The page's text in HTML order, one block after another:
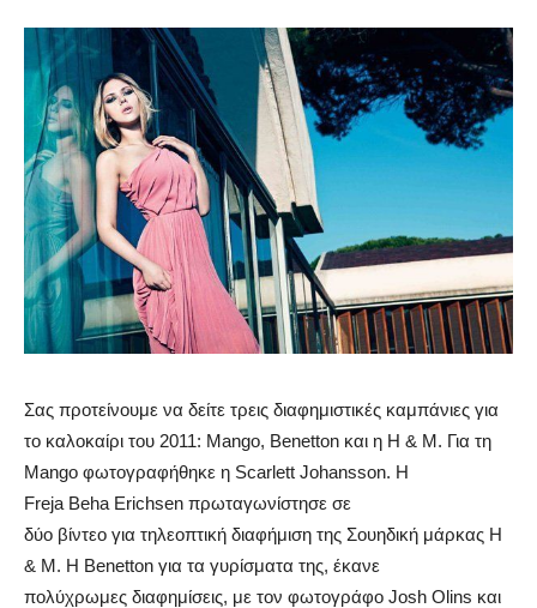
Σας προτείνουμε να δείτε τρεις διαφημιστικές καμπάνιες για
το καλοκαίρι του 2011: Mango, Benetton και η H & M. Για τη
Mango φωτογραφήθηκε η Scarlett Johansson. Η
Freja Beha Erichsen πρωταγωνίστησε σε
δύο βίντεο για τηλεοπτική διαφήμιση της Σουηδική μάρκας H
& M. Η Benetton για τα γυρίσματα της, έκανε
πολύχρωμες διαφημίσεις, με τον φωτογράφο Josh Olins και